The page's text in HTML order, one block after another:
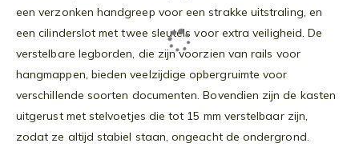
een verzonken handgreep voor een strakke uitstraling, en
een cilinderslot met twee sleutels voor extra veiligheid. De
verstelbare legborden, die zijn voorzien van rails voor
hangmappen, bieden veelzijdige opbergruimte voor
verschillende soorten documenten. Bovendien zijn de kasten
uitgerust met stelvoetjes die tot 15 mm verstelbaar zijn,
zodat ze altijd stabiel staan, ongeacht de ondergrond.